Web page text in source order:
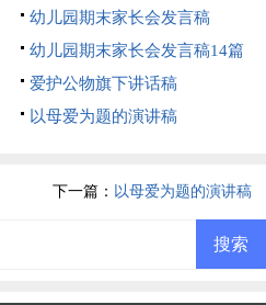
幼儿园期末家长会发言稿
幼儿园期末家长会发言稿14篇
爱护公物旗下讲话稿
以母爱为题的演讲稿
下一篇： 以母爱为题的演讲稿